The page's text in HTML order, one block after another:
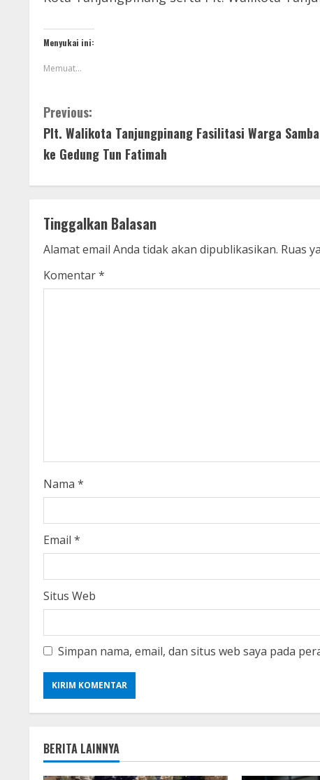
Menyukai ini:
Memuat...
Previous:
Plt. Walikota Tanjungpinang Fasilitasi Warga
ke Gedung Tun Fatimah
Tinggalkan Balasan
Alamat email Anda tidak akan dipublikasikan. Ruas
Komentar*
Nama *
Email *
Situs Web
Simpan nama, email, dan situs web saya pada
BERITA LAINNYA